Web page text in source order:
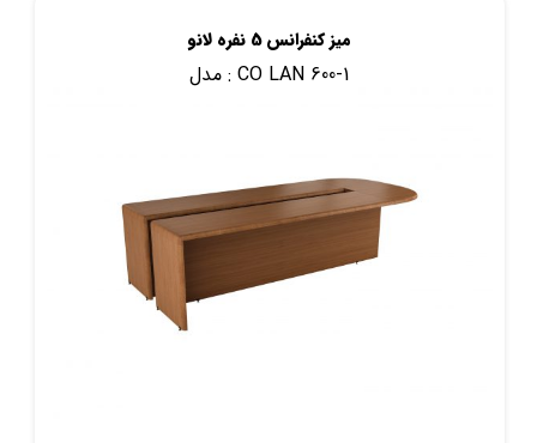
میز کنفرانس 5 نفره لانو
مدل :CO LAN 600-1